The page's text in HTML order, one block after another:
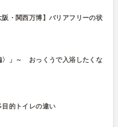
阪・関西万博】バリアフリーの状
〉」～ おっくうで入浴したくな
的トイレの違い